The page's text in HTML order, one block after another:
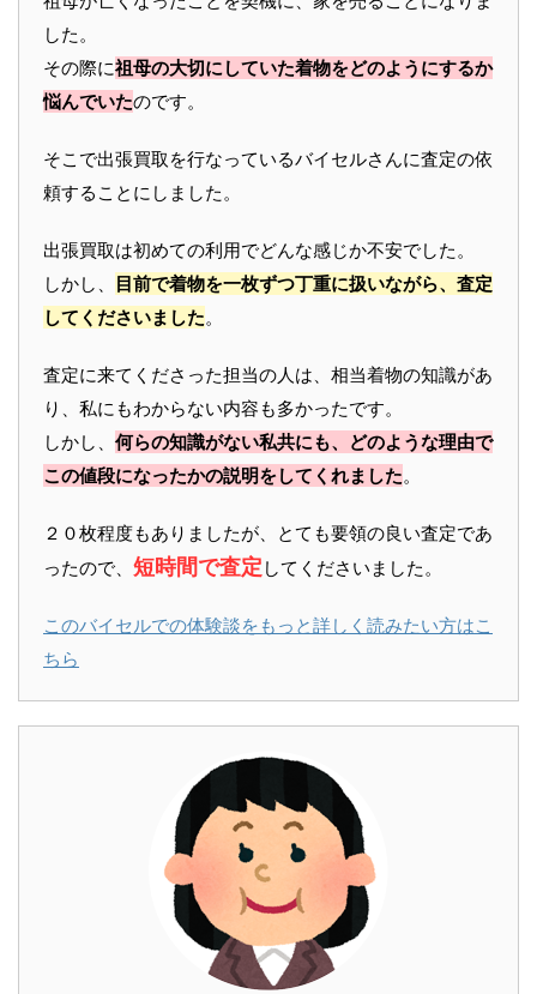
した。
その際に祖母の大切にしていた着物をどのようにするか
悩んでいたのです。
そこで出張買取を行なっているバイセルさんに査定の依
頼することにしました。
出張買取は初めての利用でどんな感じか不安でした。
しかし、
目前で着物を一枚ずつ丁重に扱いながら、査定
してくださいました。
査定に来てくださった担当の人は、相当着物の知識があ
り、私にもわからない内容も多かったです。
しかし、 何らの知識がない私共にも、どのような理由で
この値段になったかの説明をしてくれました。
２０枚程度もありましたが、とても要領の良い査定であ
ったので、 短時間で査定 してくださいました。
このバイセルでの体験談をもっと詳しく読みたい方はこ
ちら